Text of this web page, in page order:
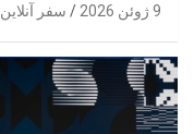
9 ژوئن 2026 سفر آنلاین